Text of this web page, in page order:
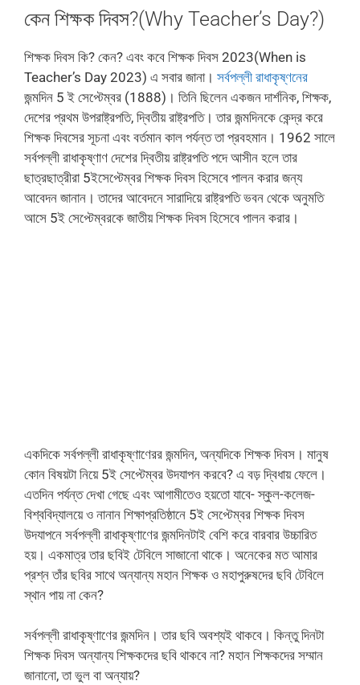
কেন শিক্ষক দিবস?(Why Teacher’s Day?)
শিক্ষক দিবস কি? কেন? এবং কবে শিক্ষক দিবস 2023(When is
Teacher’s Day 2023) এ সবার জানা। সর্বপল্লী রাধাকৃষ্ণনের
জন্মদিন 5 ই সেপ্টেম্বর (1888)। তিনি ছিলেন একজন দার্শনিক, শিক্ষক,
দেশের প্রথম উপরাষ্ট্রপতি, দ্বিতীয় রাষ্ট্রপতি। তার জন্মদিনকে কেন্দ্র করে
শিক্ষক দিবসের সূচনা‌ এবং বর্তমান কাল পর্যন্ত তা প্রবহমান। 1962 সালে
সর্বপল্লী রাধাকৃষ্ণাণ দেশের দ্বিতীয় রাষ্ট্রপতি পদে আসীন হলে তার
ছাত্রছাত্রীরা 5ইসেপ্টেম্বর শিক্ষক দিবস হিসেবে পালন করার জন্য
আবেদন জানান। তাদের আবেদনে সারাদিয়ে রাষ্ট্রপতি ভবন থেকে অনুমতি
আসে 5ই সেপ্টেম্বরকে জাতীয় শিক্ষক দিবস হিসেবে পালন করার।
একদিকে সর্বপল্লী রাধাকৃষ্ণাণেরর জন্মদিন, অন্যদিকে শিক্ষক দিবস। মানুষ
কোন বিষয়টা নিয়ে 5ই সেপ্টেম্বর উদযাপন করবে? এ বড় দ্বিধায় ফেলে।
এতদিন পর্যন্ত দেখা গেছে এবং আগামীতেও হয়তো যাবে- স্কুল-কলেজ-
বিশ্ববিদ্যালয়ে ও নানান শিক্ষাপ্রতিষ্ঠানে 5ই সেপ্টেম্বর শিক্ষক দিবস
উদযাপনে সর্বপল্লী রাধাকৃষ্ণাণের জন্মদিনটাই বেশি করে বারবার উচ্চারিত
হয়‌। একমাত্র তার ছবিই টেবিলে সাজানো থাকে। অনেকের মত আমার
প্রশ্ন তাঁর ছবির সাথে অন্যান্য মহান শিক্ষক ও মহাপুরুষদের ছবি টেবিলে
স্থান পায় না কেন?
সর্বপল্লী রাধাকৃষ্ণাণের জন্মদিন। তার ছবি অবশ্যই থাকবে। কিন্তু দিনটা
শিক্ষক দিবস‌ অন্যান্য শিক্ষকদের ছবি থাকবে না? মহান শিক্ষকদের সম্মান
জানানো, তা ভুল বা অন্যায়?